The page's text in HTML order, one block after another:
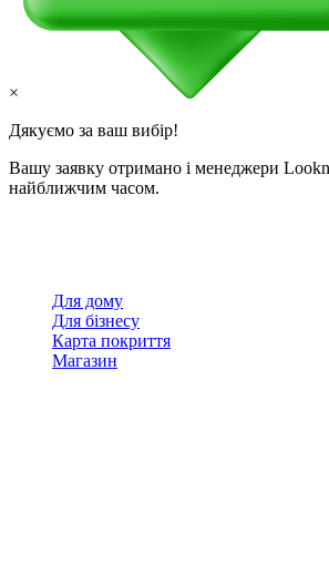
×
Дякуємо за ваш вибір!
Вашу заявку отримано і менеджери
найближчим часом.
Для дому
Для бізнесу
Карта покриття
Магазин